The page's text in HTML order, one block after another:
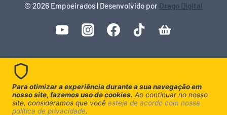
© 2026 Empoeirados | Desenvolvido por Orago Digital
Para otimizar a experiência durante a sua navegação em
nosso site, fazemos uso de cookies. Ao continuar no nosso
site, consideramos que você esteja de acordo com nossa
política de privacidade.